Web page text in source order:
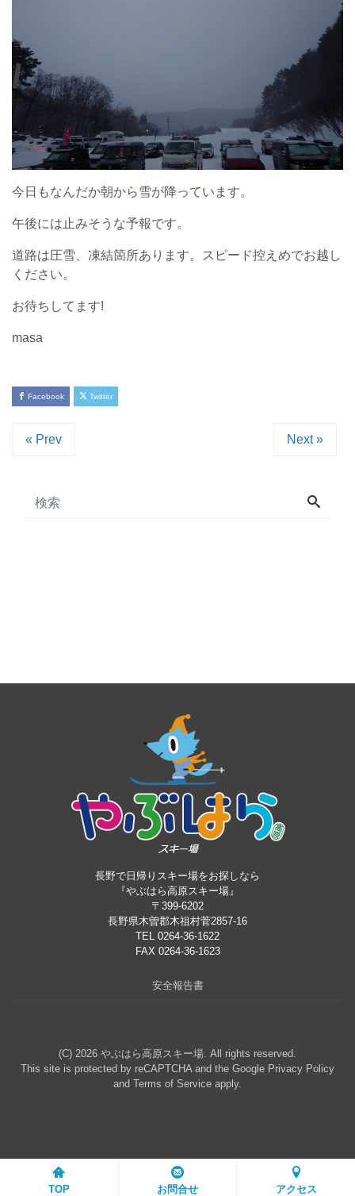
今日もなんだか朝から雪が降っています。
午後には止みそうな予報です。
道路は圧雪、凍結箇所あります。スピード控えめでお越し
ください。
お待ちしてます!
masa
Facebook Twitter
« Prev Next »
TOP お問合せ アクセス
長野で日帰りスキー場をお探しなら
『やぶはら高原スキー場』
〒399-6202
長野県木曽郡木祖村菅2857-16
TEL 0264-36-1622
FAX 0264-36-1623
安全報告書
(C) 2026 やぶはら高原スキー場. All rights reserved.
This site is protected by reCAPTCHA and the Google Privacy Policy
and Terms of Service apply.